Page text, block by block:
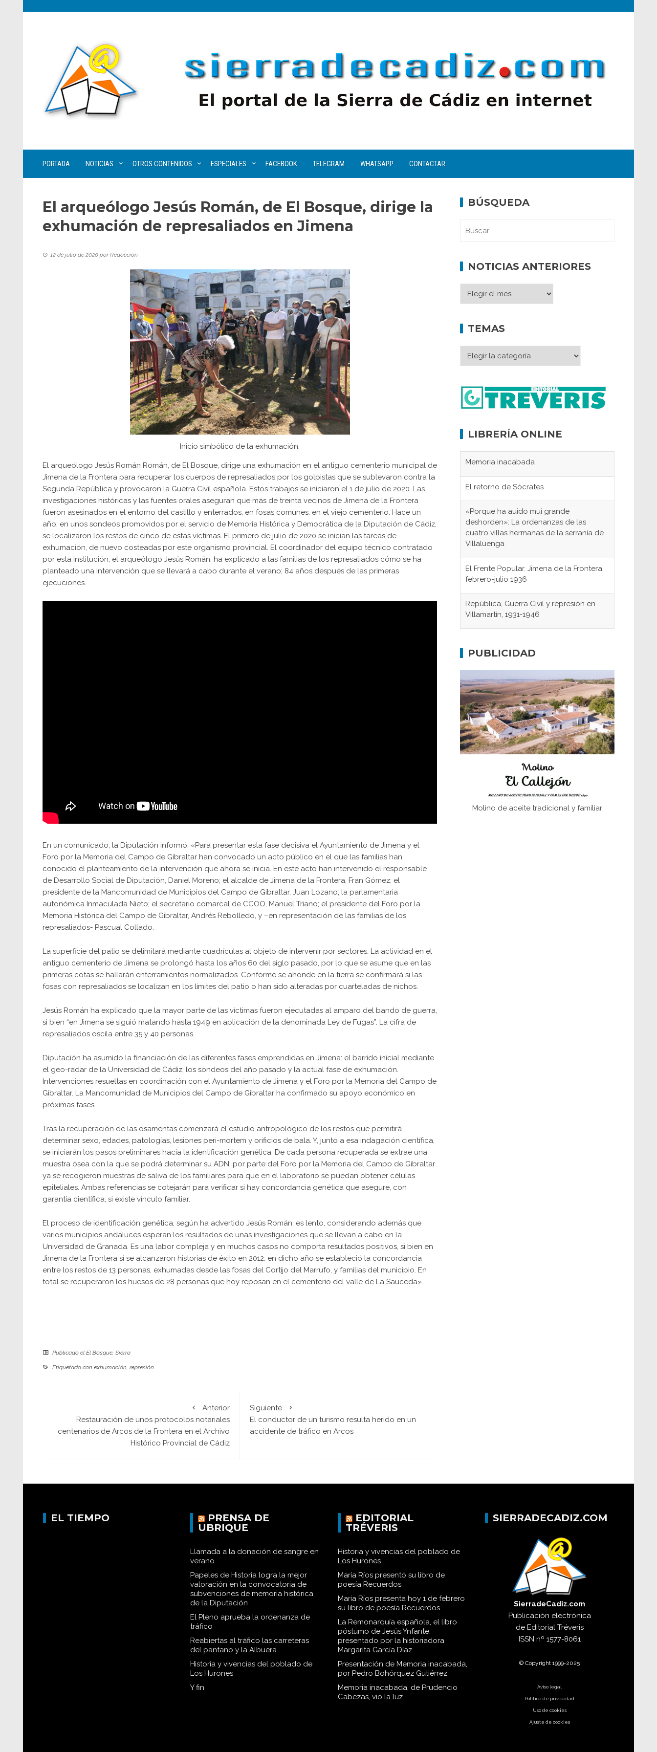
PORTADA NOTICIAS OTROS CONTENIDOS ESPECIALES FACEBOOK TELEGRAM WHATSAPP CONTACTAR
El arqueólogo Jesús Román, de El Bosque, dirige la
exhumación de represaliados en Jimena
12 de julio de 2020 porRedacción
Inicio simbólico de la exhumación.
El arqueólogo Jesús Román Román, de El Bosque, dirige una exhumación en el antiguo cementerio municipal de
Jimena de la Frontera para recuperar los cuerpos de represaliados por los golpistas que se sublevaron contra la
Segunda República y provocaron la Guerra Civil española. Estos trabajos se iniciaron el 1 de julio de 2020. Las
investigaciones históricas y las fuentes orales aseguran que más de treinta vecinos de Jimena de la Frontera
fueron asesinados en el entorno del castillo y enterrados, en fosas comunes, en el viejo cementerio. Hace un
año, en unos sondeos promovidos por el servicio de Memoria Histórica y Democrática de la Diputación de Cádiz,
se localizaron los restos de cinco de estas víctimas. El primero de julio de 2020 se inician las tareas de
exhumación, de nuevo costeadas por este organismo provincial. El coordinador del equipo técnico contratado
por esta institución, el arqueólogo Jesús Román, ha explicado a las familias de los represaliados cómo se ha
planteado una intervención que se llevará a cabo durante el verano; 84 años después de las primeras
ejecuciones.
En un comunicado, la Diputación informó: «Para presentar esta fase decisiva el Ayuntamiento de Jimena y el
Foro por la Memoria del Campo de Gibraltar han convocado un acto público en el que las familias han
conocido el planteamiento de la intervención que ahora se inicia. En este acto han intervenido el responsable
de Desarrollo Social de Diputación, Daniel Moreno; el alcalde de Jimena de la Frontera, Fran Gómez; el
presidente de la Mancomunidad de Municipios del Campo de Gibraltar, Juan Lozano; la parlamentaria
autonómica Inmaculada Nieto; el secretario comarcal de CCOO, Manuel Triano; el presidente del Foro por la
Memoria Histórica del Campo de Gibraltar, Andrés Rebolledo, y –en representación de las familias de los
represaliados- Pascual Collado.
La superficie del patio se delimitará mediante cuadrículas al objeto de intervenir por sectores. La actividad en el
antiguo cementerio de Jimena se prolongó hasta los años 60 del siglo pasado, por lo que se asume que en las
primeras cotas se hallarán enterramientos normalizados. Conforme se ahonde en la tierra se confirmará si las
fosas con represaliados se localizan en los límites del patio o han sido alteradas por cuarteladas de nichos.
Jesús Román ha explicado que la mayor parte de las víctimas fueron ejecutadas al amparo del bando de guerra,
si bien “en Jimena se siguió matando hasta 1949 en aplicación de la denominada Ley de Fugas”. La cifra de
represaliados oscila entre 35 y 40 personas.
Diputación ha asumido la financiación de las diferentes fases emprendidas en Jimena: el barrido inicial mediante
el geo-radar de la Universidad de Cádiz; los sondeos del año pasado y la actual fase de exhumación.
Intervenciones resueltas en coordinación con el Ayuntamiento de Jimena y el Foro por la Memoria del Campo de
Gibraltar. La Mancomunidad de Municipios del Campo de Gibraltar ha confirmado su apoyo económico en
próximas fases.
Tras la recuperación de las osamentas comenzará el estudio antropológico de los restos que permitirá
determinar sexo, edades, patologías, lesiones peri-mortem y orificios de bala. Y, junto a esa indagación científica,
se iniciarán los pasos preliminares hacia la identificación genética. De cada persona recuperada se extrae una
muestra ósea con la que se podrá determinar su ADN; por parte del Foro por la Memoria del Campo de Gibraltar
ya se recogieron muestras de saliva de los familiares para que en el laboratorio se puedan obtener células
epiteliales. Ambas referencias se cotejarán para verificar si hay concordancia genética que asegure, con
garantía científica, si existe vínculo familiar.
El proceso de identificación genética, según ha advertido Jesús Román, es lento, considerando además que
varios municipios andaluces esperan los resultados de unas investigaciones que se llevan a cabo en la
Universidad de Granada. Es una labor compleja y en muchos casos no comporta resultados positivos, si bien en
Jimena de la Frontera sí se alcanzaron historias de éxito en 2012: en dicho año se estableció la concordancia
entre los restos de 13 personas, exhumadas desde las fosas del Cortijo del Marrufo, y familias del municipio. En
total se recuperaron los huesos de 28 personas que hoy reposan en el cementerio del valle de La Sauceda».
Publicado el El Bosque, Sierra
Etiquetado con exhumación, represión
Anterior
Restauración de unos protocolos notariales
centenarios de Arcos de la Frontera en el Archivo
Histórico Provincial de Cádiz
Siguiente
El conductor de un turismo resulta herido en un
accidente de tráfico en Arcos
BÚSQUEDA
NOTICIAS ANTERIORES
TEMAS
LIBRERÍA ONLINE
Memoria inacabada
El retorno de Sócrates
«Porque ha auido mui grande
deshorden»: La ordenanzas de las
cuatro villas hermanas de la serranía de
Villaluenga
El Frente Popular. Jimena de la Frontera,
febrero-julio 1936
República, Guerra Civil y represión en
Villamartín, 1931-1946
Don Perafán de Ribera y sus
fundaciones de Bornos
El Frente Popular. Ubrique, febrero-julio
1936
Juntar las letras. La alfabetización en el
campo: del afán de saber a la
Historia y vivencias del poblado de Los
Hurones
PUBLICIDAD
Molino de aceite tradicional y familiar
EL TIEMPO
PRENSA DE
UBRIQUE
Llamada a la donación de sangre en
verano
Papeles de Historia logra la mejor
valoración en la convocatoria de
subvenciones de memoria histórica
de la Diputación
El Pleno aprueba la ordenanza de
tráfico
Reabiertas al tráfico las carreteras
del pantano y la Albuera
Historia y vivencias del poblado de
Los Hurones
Y fin
EDITORIAL
TRÉVERIS
Historia y vivencias del poblado de
Los Hurones
María Ríos presentó su libro de
poesía Recuerdos
María Ríos presenta hoy 1 de febrero
su libro de poesía Recuerdos
La Remonarquía española, el libro
póstumo de Jesús Ynfante,
presentado por la historiadora
Margarita García Díaz
Presentación de Memoria inacabada,
por Pedro Bohórquez Gutiérrez
Memoria inacabada, de Prudencio
Cabezas, vio la luz
SIERRADECADIZ.COM
SierradeCadiz.com
Publicación electrónica
de Editorial Tréveris
ISSN nº 1577-8061
© Copyright 1999-2025
Aviso legal
Política de privacidad
Uso de cookies
Ajuste de cookies